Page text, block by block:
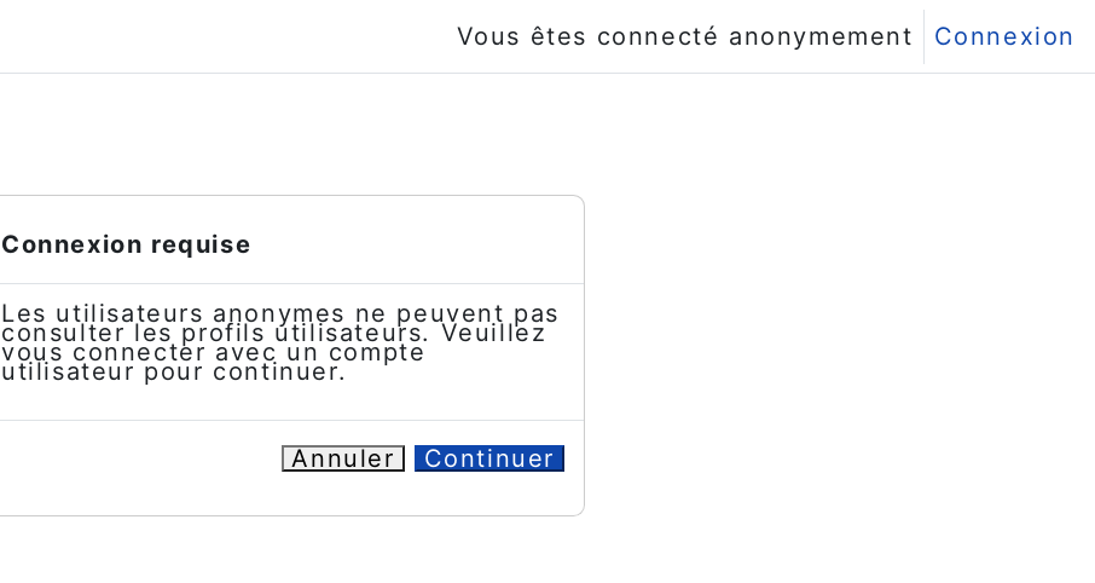
Vous êtes connecté anonymement Connexion
Connexion requise
Les utilisateurs anonymes ne peuvent pas
consulter les profils utilisateurs. Veuillez
vous connecter avec un compte
utilisateur pour continuer.
Annuler Continuer